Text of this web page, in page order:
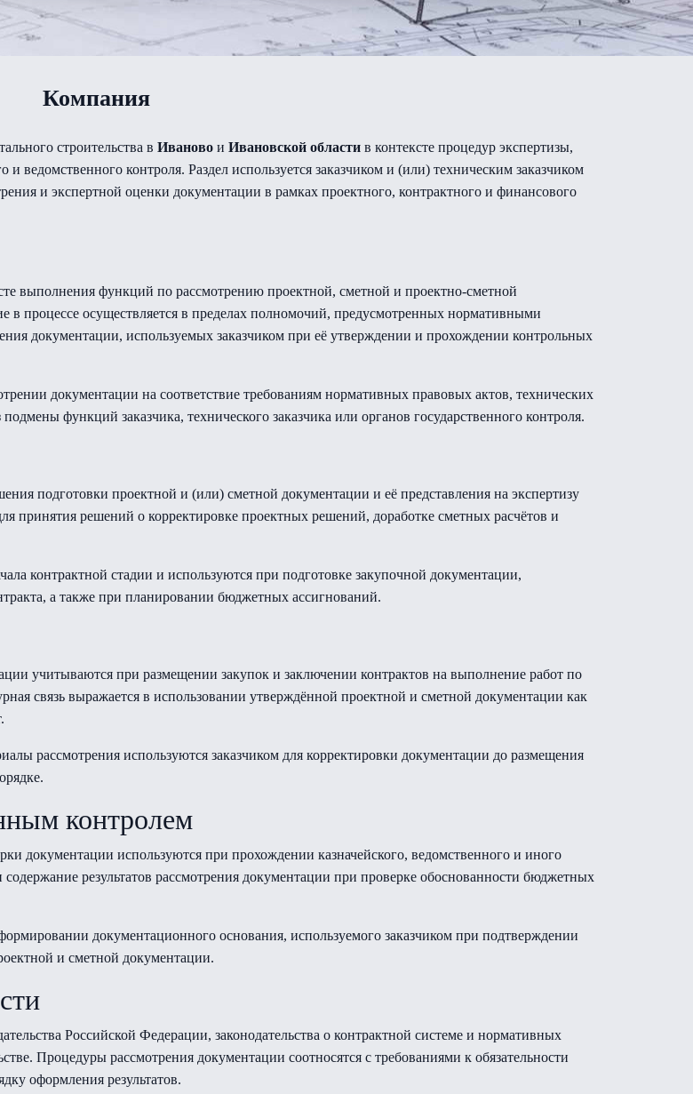
Компания
строительства в Иваново и Ивановской области в контексте процедур экспертизы,
ведомственного контроля. Раздел используется заказчиком и (или) техническим заказчиком
и экспертной оценки документации в рамках проектного, контрактного и финансового
выполнения функций по рассмотрению проектной, сметной и проектно-сметной
в процессе осуществляется в пределах полномочий, предусмотренных нормативными
документации, используемых заказчиком при её утверждении и прохождении контрольных
документации на соответствие требованиям нормативных правовых актов, технических
функций заказчика, технического заказчика или органов государственного контроля.
подготовки проектной и (или) сметной документации и её представления на экспертизу
принятия решений о корректировке проектных решений, доработке сметных расчётов и
контрактной стадии и используются при подготовке закупочной документации,
а также при планировании бюджетных ассигнований.
учитываются при размещении закупок и заключении контрактов на выполнение работ по
связь выражается в использовании утверждённой проектной и сметной документации как
рассмотрения используются заказчиком для корректировки документации до размещения
контролем
документации используются при прохождении казначейского, ведомственного и иного
результатов рассмотрения документации при проверке обоснованности бюджетных
документационного основания, используемого заказчиком при подтверждении
и сметной документации.
Российской Федерации, законодательства о контрактной системе и нормативных
Процедуры рассмотрения документации соотносятся с требованиями к обязательности
оформления результатов.